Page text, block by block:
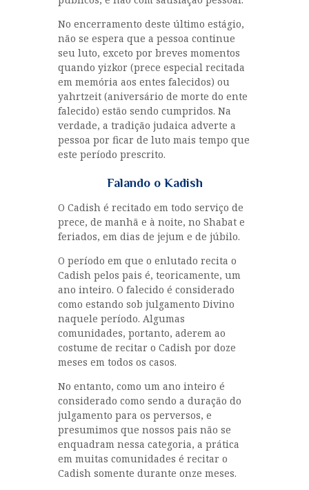
No encerramento deste último estágio,
não se espera que a pessoa continue
seu luto, exceto por breves momentos
quando yizkor (prece especial recitada
em memória aos entes falecidos) ou
yahrtzeit (aniversário de morte do ente
falecido) estão sendo cumpridos. Na
verdade, a tradição judaica adverte a
pessoa por ficar de luto mais tempo que
este período prescrito.
Falando o Kadish
O Cadish é recitado em todo serviço de
prece, de manhã e à noite, no Shabat e
feriados, em dias de jejum e de júbilo.
O período em que o enlutado recita o
Cadish pelos pais é, teoricamente, um
ano inteiro. O falecido é considerado
como estando sob julgamento Divino
naquele período. Algumas
comunidades, portanto, aderem ao
costume de recitar o Cadish por doze
meses em todos os casos.
No entanto, como um ano inteiro é
considerado como sendo a duração do
julgamento para os perversos, e
presumimos que nossos pais não se
enquadram nessa categoria, a prática
em muitas comunidades é recitar o
Cadish somente durante onze meses.